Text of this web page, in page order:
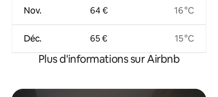
Nov.
Déc.
64 €
65 €
16 °C
15 °C
Plus d'informations sur Airbnb